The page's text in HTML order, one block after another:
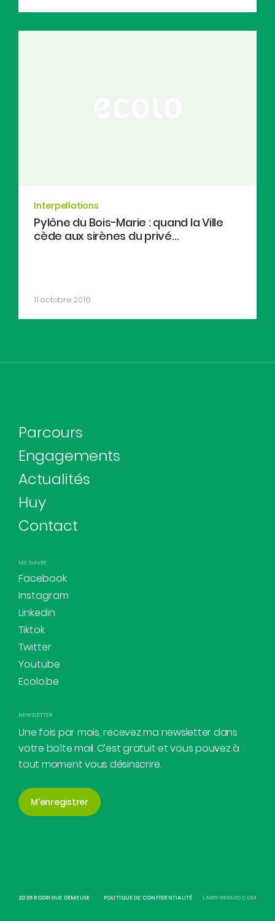
Interpellations
Pylône du Bois-Marie : quand la Ville
cède aux sirènes du privé…
11 octobre 2016
Parcours
Engagements
Actualités
Huy
Contact
ME SUIVRE
Facebook
Instagram
Linkedin
Tiktok
Twitter
Youtube
Ecolo.be
NEWSLETTER
Une fois par mois, recevez ma newsletter dans
votre boîte mail. C’est gratuit et vous pouvez à
tout moment vous désinscrire.
M'enregistrer
2026 RODRIGUE DEMEUSE POLITIQUE DE CONFIDENTIALITÉ LARRYGERARD.COM